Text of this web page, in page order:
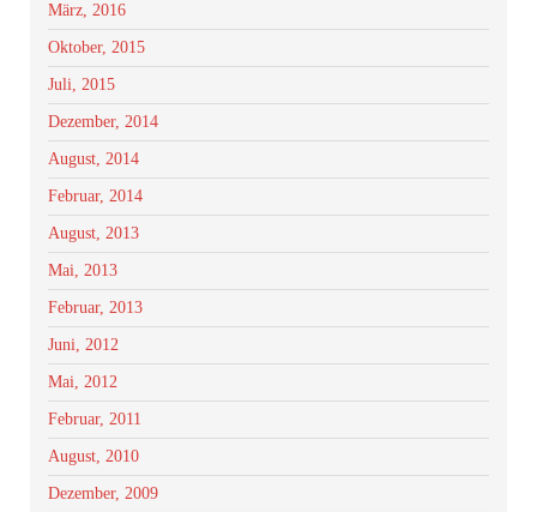
März, 2016
Oktober, 2015
Juli, 2015
Dezember, 2014
August, 2014
Februar, 2014
August, 2013
Mai, 2013
Februar, 2013
Juni, 2012
Mai, 2012
Februar, 2011
August, 2010
Dezember, 2009